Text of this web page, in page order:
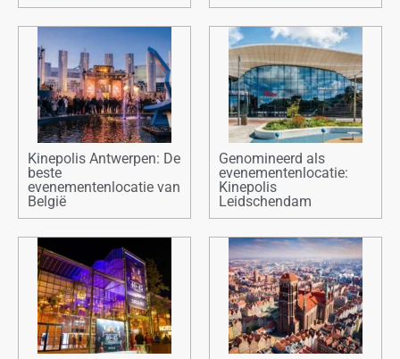
Kinepolis Antwerpen: De
beste
evenementenlocatie van
België
Genomineerd als
evenementenlocatie:
Kinepolis
Leidschendam